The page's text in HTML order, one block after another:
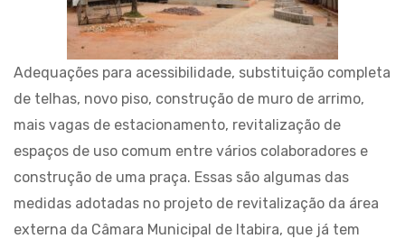
Adequações para acessibilidade, substituição completa
de telhas, novo piso, construção de muro de arrimo,
mais vagas de estacionamento, revitalização de
espaços de uso comum entre vários colaboradores e
construção de uma praça. Essas são algumas das
medidas adotadas no projeto de revitalização da área
externa da Câmara Municipal de Itabira, que já tem